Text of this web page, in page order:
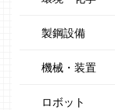
製鋼設備
機械・装置
ロボット